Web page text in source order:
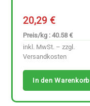
20,29€
Preis/kg : 40.58 €
inkl. MwSt. – zzgl.
Versandkosten
In den Warenkorb